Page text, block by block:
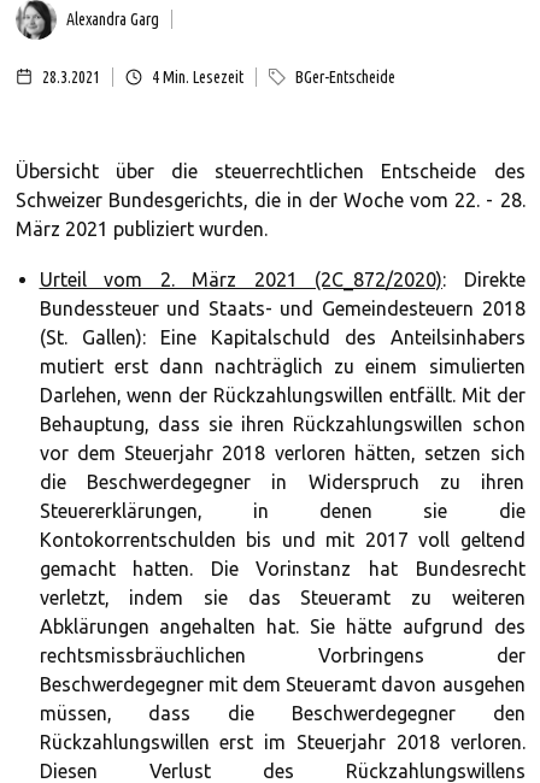
Alexandra Garg
28.3.2021 4Min. Lesezeit BGer-Entscheide
Übersicht über die steuerrechtlichen Entscheide des
Schweizer Bundesgerichts, die in der Woche vom 22. - 28.
März 2021 publiziert wurden.
Urteil vom 2. März 2021 (2C_872/2020): Direkte
Bundessteuer und Staats- und Gemeindesteuern 2018
(St. Gallen): Eine Kapitalschuld des Anteilsinhabers
mutiert erst dann nachträglich zu einem simulierten
Darlehen, wenn der Rückzahlungswillen entfällt. Mit der
Behauptung, dass sie ihren Rückzahlungswillen schon
vor dem Steuerjahr 2018 verloren hätten, setzen sich
die Beschwerdegegner in Widerspruch zu ihren
Steuererklärungen, in denen sie die
Kontokorrentschulden bis und mit 2017 voll geltend
gemacht hatten. Die Vorinstanz hat Bundesrecht
verletzt, indem sie das Steueramt zu weiteren
Abklärungen angehalten hat. Sie hätte aufgrund des
rechtsmissbräuchlichen Vorbringens der
Beschwerdegegner mit dem Steueramt davon ausgehen
müssen, dass die Beschwerdegegner den
Rückzahlungswillen erst im Steuerjahr 2018 verloren.
Diesen Verlust des Rückzahlungswillens